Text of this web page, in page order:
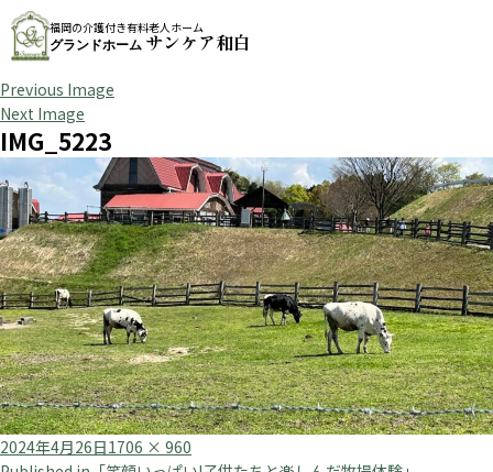
福岡の介護付き有料老人ホーム
グランドホーム サンケア和白
Previous Image
Next Image
IMG_5223
Posted
2024年4月26日Full
1706 × 960